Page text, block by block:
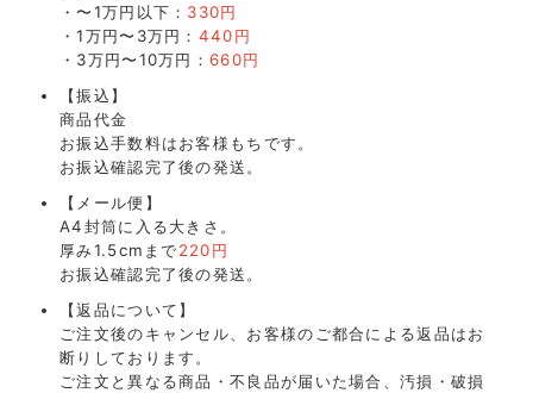
・〜1万円以下： 330円
・1万円〜3万円： 440円
・3万円〜10万円： 660円
【振込】
商品代金
お振込手数料はお客様もちです。
お振込確認完了後の発送。
【メール便】
A4封筒に入る大きさ。
厚み1.5cmまで220円
お振込確認完了後の発送。
【返品について】
ご注文後のキャンセル、お客様のご都合による返品はお
断りしております。
ご注文と異なる商品・不良品が届いた場合、汚損・破損